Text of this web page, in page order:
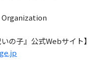
の子』公式Webサイト】